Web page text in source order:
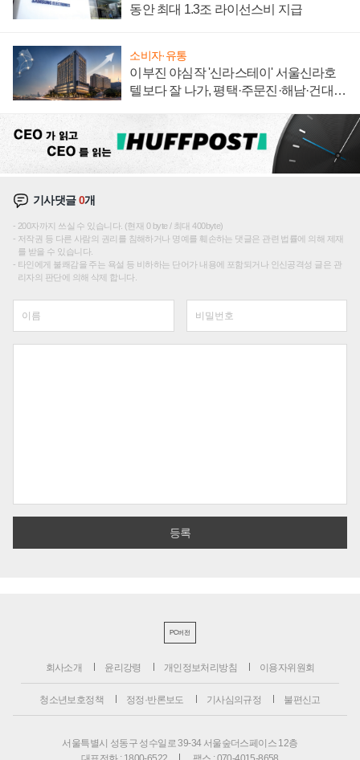
동안 최대 1.3조 라이선스비 지급
소비자·유통
이부진 야심작 '신라스테이' 서울신라호
텔보다 잘 나가, 평택·주문진·해남·건대로
기사댓글0개
200자까지 쓰실 수 있습니다. (현재 0 byte / 최대 400byte)
저작권 등 다른 사람의 권리를 침해하거나 명예를 훼손하는 댓글은 관련 법률에 의해 제재
를 받을 수 있습니다.
타인에게 불쾌감을 주는 욕설 등 비하하는 단어가 내용에 포함되거나 인신공격성 글은 관
리자의 판단에 의해 삭제 합니다.
PC버전
회사소개 윤리강령 개인정보처리방침 이용자위원회
청소년보호정책 정정·반론보도 기사심의규정 불편신고
서울특별시 성동구 성수일로 39-34 서울숲더스페이스 12층